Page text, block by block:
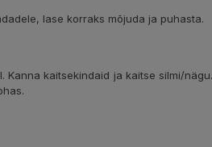
lase korraks mõjuda ja puhasta.
kaitsekindaid ja kaitse silmi/